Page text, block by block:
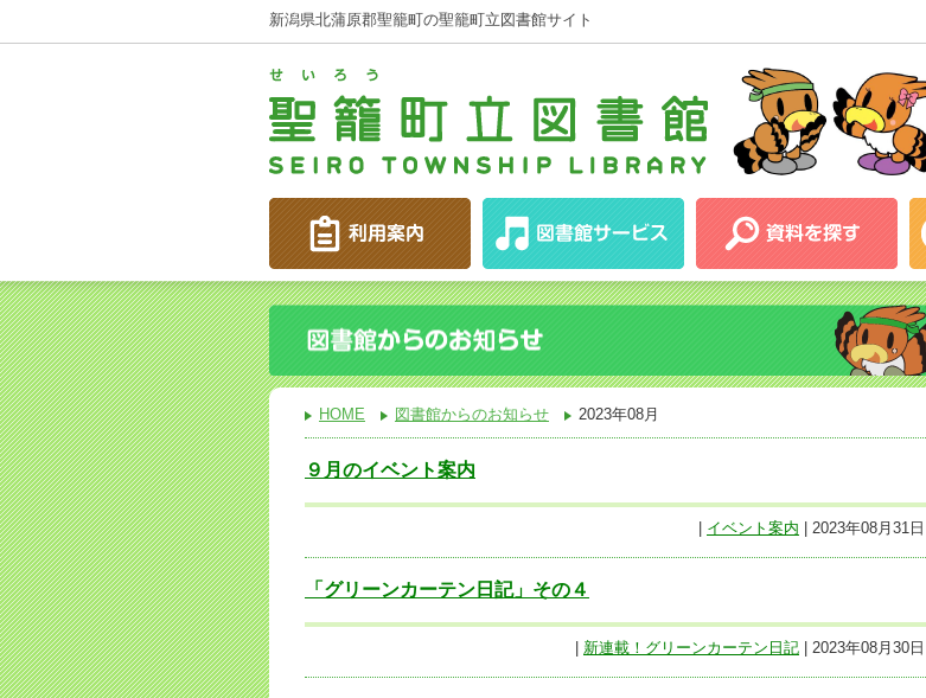
新潟県北蒲原郡聖籠町の聖籠町立図書館サイト
HOME 図書館からのお知らせ 2023年08月
９月のイベント案内
イベント案内 | 2023年08月31日 |
「グリーンカーテン日記」その４
新連載！グリーンカーテン日記 | 2023年08月30日 |